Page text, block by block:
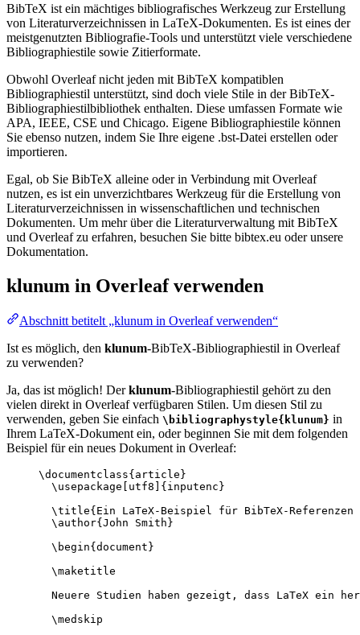
BibTeX ist ein mächtiges bibliografisches Werkzeug zur Erstellung
von Literaturverzeichnissen in LaTeX-Dokumenten. Es ist eines der
meistgenutzten Bibliografie-Tools und unterstützt viele verschiedene
Bibliographiestile sowie Zitierformate.
Obwohl Overleaf nicht jeden mit BibTeX kompatiblen
Bibliographiestil unterstützt, sind doch viele Stile in der BibTeX-
Bibliographiestilbibliothek enthalten. Diese umfassen Formate wie
APA, IEEE, CSE und Chicago. Eigene Bibliographiestile können
Sie ebenso nutzen, indem Sie Ihre eigene .bst-Datei erstellen oder
importieren.
Egal, ob Sie BibTeX alleine oder in Verbindung mit Overleaf
nutzen, es ist ein unverzichtbares Werkzeug für die Erstellung von
Literaturverzeichnissen in wissenschaftlichen und technischen
Dokumenten. Um mehr über die Literaturverwaltung mit BibTeX
und Overleaf zu erfahren, besuchen Sie bitte bibtex.eu oder unsere
Dokumentation.
klunum in Overleaf verwenden
Abschnitt betitelt „klunum in Overleaf verwenden“
Ist es möglich, den klunum-BibTeX-Bibliographiestil in Overleaf
zu verwenden?
Ja, das ist möglich! Derklunum-Bibliographiestil gehört zu den
vielen direkt in Overleaf verfügbaren Stilen. Um diesen Stil zu
verwenden, geben Sie einfach \bibliographystyle{klunum} in
Ihrem LaTeX-Dokument ein, oder beginnen Sie mit dem folgenden
Beispiel für ein neues Dokument in Overleaf:
\documentclass{ article }
\usepackage
utf8 ]{ inputenc }
\title{Ein LaTeX-Beispiel für BibTeX-
\author{John Smith}
\begin{ document }
\maketitle
Neuere Studien haben gezeigt, dass LaTeX ein
\medskip